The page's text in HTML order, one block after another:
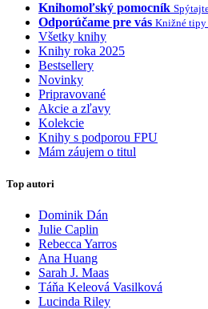
Knihomoľský pomocník
Odporúčame pre vás Knižné tipy
Všetky knihy
Knihy roka 2025
Bestsellery
Novinky
Pripravované
Akcie a zľavy
Kolekcie
Knihy s podporou FPU
Mám záujem o titul
Top autori
Dominik Dán
Julie Caplin
Rebecca Yarros
Ana Huang
Sarah J. Maas
Táňa Keleová Vasilková
Lucinda Riley